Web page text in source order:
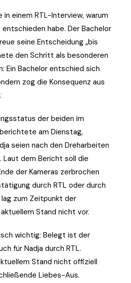
in einem RTL-Interview, warum
habe. Der Bachelor
seine Entscheidung „bis
den Schritt als besonderen
Ein Bachelor entschied sich
zog die Konsequenz aus
der beiden im
am Dienstag,
seien nach den Dreharbeiten
Laut dem Bericht soll die
der Kameras zerbrochen
durch RTL oder durch
zum Zeitpunkt der
Stand nicht vor.
wichtig: Belegt ist der
für Nadja durch RTL.
Stand nicht offiziell
Liebes-Aus.